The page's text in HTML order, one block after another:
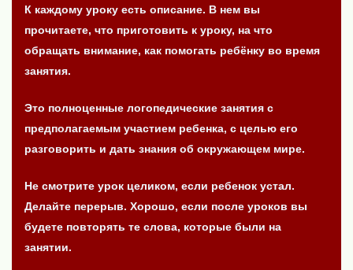
К каждому уроку есть описание. В нем вы
прочитаете, что приготовить к уроку, на что
обращать внимание, как помогать ребёнку во время
занятия.
Это полноценные логопедические занятия с
предполагаемым участием ребенка, с целью его
разговорить и дать знания об окружающем мире.
Не смотрите урок целиком, если ребенок устал.
Делайте перерыв. Хорошо, если после уроков вы
будете повторять те слова, которые были на
занятии.